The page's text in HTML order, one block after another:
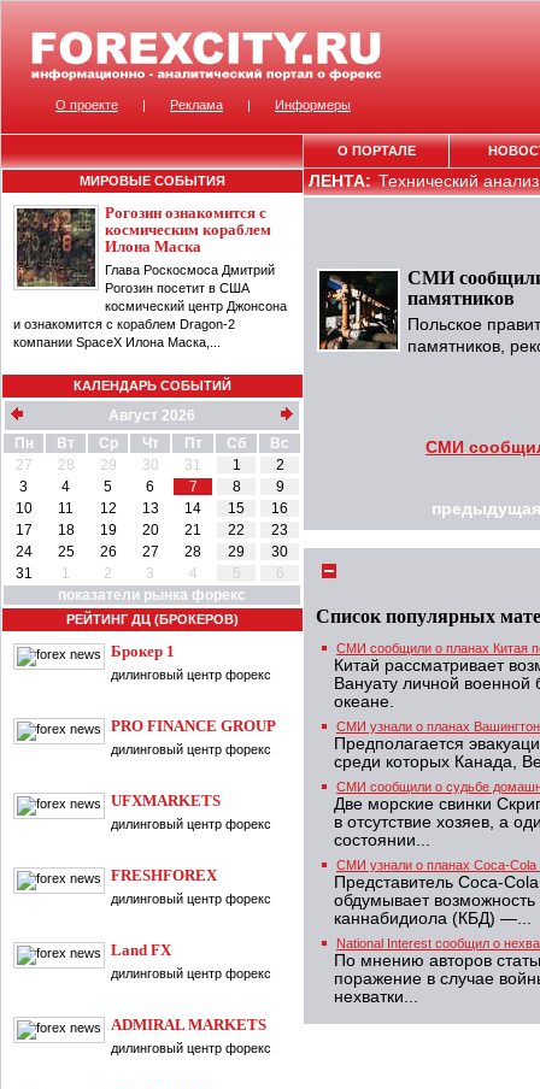
МИРОВЫЕ СОБЫТИЯ
Рогозин ознакомится с
космическим кораблем
Илона Маска
Глава Роскосмоса Дмитрий
Рогозин посетит в США
космический центр Джонсона
и ознакомится с кораблем Dragon-2
компании SpaceX Илона Маска,...
КАЛЕНДАРЬ СОБЫТИЙ
Август 2026
Пн
Вт Ср Чт Пт Сб
Вс
27
28 29 30 31 1
2
3
4 5 6 7 8
9
10
11 12 13 14 15
16
17
18 19 20 21 22
23
24
25 26 27 28 29
30
31
1 2 3 4 5
6
показатели рынка форекс
РЕЙТИНГ ДЦ (БРОКЕРОВ)
Брокер 1
дилинговый центр форекс
PRO FINANCE GROUP
дилинговый центр форекс
UFXMARKETS
дилинговый центр форекс
FRESHFOREX
дилинговый центр форекс
Land FX
дилинговый центр форекс
ADMIRAL MARKETS
дилинговый центр форекс
ЛЕНТА:Технический
СМИ сообщили
памятников
Польское
памятников,
СМИ
предыдущая
Список популярных
СМИ сообщили о планах Китая
Китай рассматривает
Вануату личной военной
океане.
СМИ узнали о планах
Предполагается
среди которых Канада,
СМИ сообщили о судьбе
Две морские свинки
в отсутствие хозяев, а
состоянии...
СМИ узнали о планах Coca-Cola
Представитель Coca-
обдумывает
каннабидиола (КБД) —...
National Interest сообщил о
По мнению авторов
поражение в случае
нехватки...
О проекте | Реклама | Информеры
О ПОРТАЛЕ